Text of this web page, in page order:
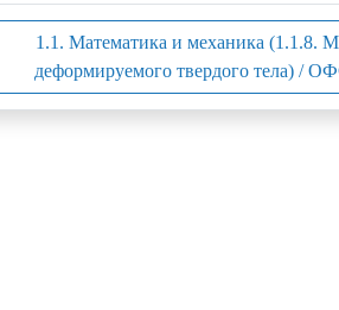
1.1. Математика и механика (1.1.8.
деформируемого твердого тела) /